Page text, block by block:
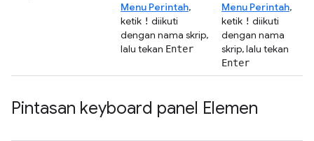
Menu Perintah,
ketik ! diikuti
dengan nama skrip,
lalu tekan Enter
Menu Perintah,
ketik ! diikuti
dengan nama
skrip, lalu tekan
Enter
Pintasan keyboard panel Elemen